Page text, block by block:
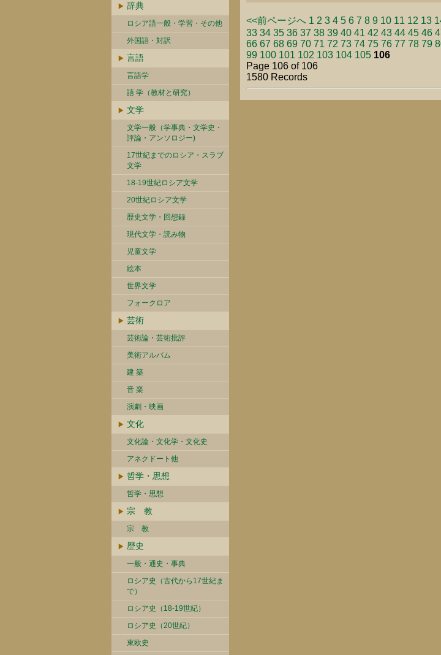
辞典
ロシア語一般・学習・その他
外国語・対訳
言語
言語学
語 学（教材と研究）
文学
文学一般（学事典・文学史・
評論・アンソロジー)
17世紀までのロシア・スラブ
文学
18-19世紀ロシア文学
20世紀ロシア文学
歴史文学・回想録
現代文学・読み物
児童文学
絵本
世界文学
フォークロア
芸術
芸術論・芸術批評
美術アルバム
建 築
音 楽
演劇・映画
文化
文化論・文化学・文化史
アネクドート他
哲学・思想
哲学・思想
宗 教
宗 教
歴史
一般・通史・事典
ロシア史（古代から17世紀ま
で）
ロシア史（18-19世紀）
ロシア史（20世紀）
東欧史
<<前ページへ 1 2 3 4 5 6 7 8 9 10 11 12 13
33 34 35 36 37 38 39 40 41 42 43 44 45 46
66 67 68 69 70 71 72 73 74 75 76 77 78 79
99 100 101 102 103 104 105 106
Page 106 of 106
1580 Records